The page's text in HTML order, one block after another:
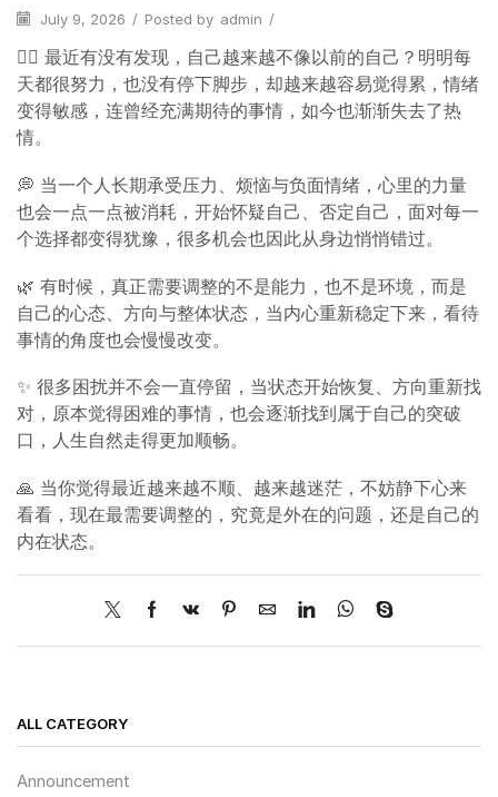
July 9, 2026 / Posted by admin /
😮‍💨 最近有没有发现，自己越来越不像以前的自己？明明每
天都很努力，也没有停下脚步，却越来越容易觉得累，情绪
变得敏感，连曾经充满期待的事情，如今也渐渐失去了热
情。
💭 当一个人长期承受压力、烦恼与负面情绪，心里的力量
也会一点一点被消耗，开始怀疑自己、否定自己，面对每一
个选择都变得犹豫，很多机会也因此从身边悄悄错过。
🌿 有时候，真正需要调整的不是能力，也不是环境，而是
自己的心态、方向与整体状态，当内心重新稳定下来，看待
事情的角度也会慢慢改变。
✨ 很多困扰并不会一直停留，当状态开始恢复、方向重新找
对，原本觉得困难的事情，也会逐渐找到属于自己的突破
口，人生自然走得更加顺畅。
🙏 当你觉得最近越来越不顺、越来越迷茫，不妨静下心来
看看，现在最需要调整的，究竟是外在的问题，还是自己的
内在状态。
ALL CATEGORY
Announcement